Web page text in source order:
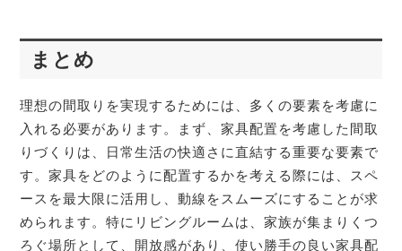
まとめ
理想の間取りを実現するためには、多くの要素を考慮に
入れる必要があります。まず、家具配置を考慮した間取
りづくりは、日常生活の快適さに直結する重要な要素で
す。家具をどのように配置するかを考える際には、スペ
ースを最大限に活用し、動線をスムーズにすることが求
められます。特にリビングルームは、家族が集まりくつ
ろぐ場所として、開放感があり、使い勝手の良い家具配